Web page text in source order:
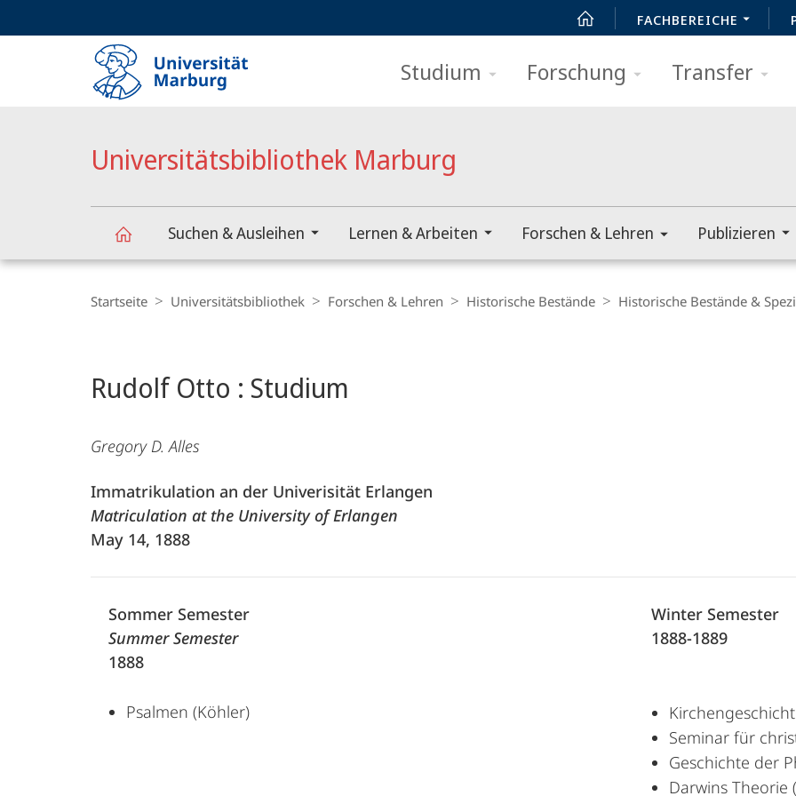
FACHBEREICHE
Studium Forschung Transfer
Universitätsbibliothek Marburg
Suchen & Ausleihen Lernen & Arbeiten Forschen & Lehren Publizieren
Navigation
Startseite Universitätsbibliothek Forschen & Lehren Historische Bestände Historische Bestände &
Rudolf Otto : Studium
Gregory D. Alles
Immatrikulation an der Univerisität Erlangen
Matriculation at the University of Erlangen
May 14, 1888
Sommer Semester
Summer Semester
1888
Psalmen (Köhler)
Winter Semester
1888-1889
Seminar für
Geschichte der
Darwins Theorie